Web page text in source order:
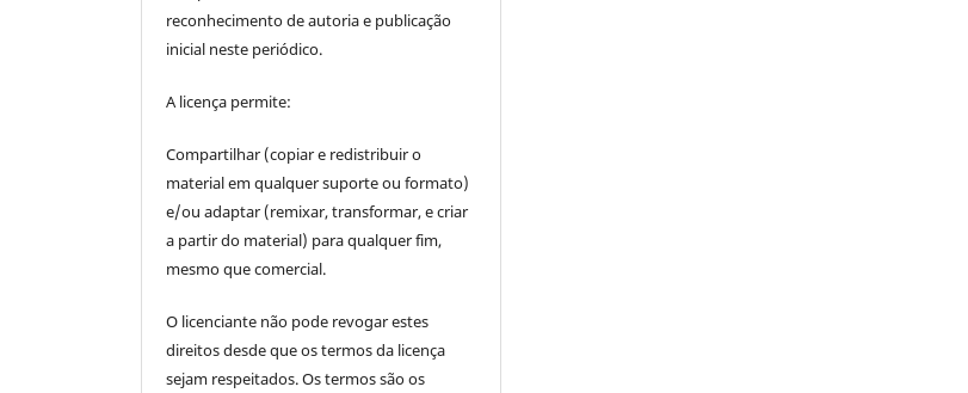
reconhecimento de autoria e publicação
inicial neste periódico.
A licença permite:
Compartilhar (copiar e redistribuir o
material em qualquer suporte ou formato)
e/ou adaptar (remixar, transformar, e criar
a partir do material) para qualquer fim,
mesmo que comercial.
O licenciante não pode revogar estes
direitos desde que os termos da licença
sejam respeitados. Os termos são os